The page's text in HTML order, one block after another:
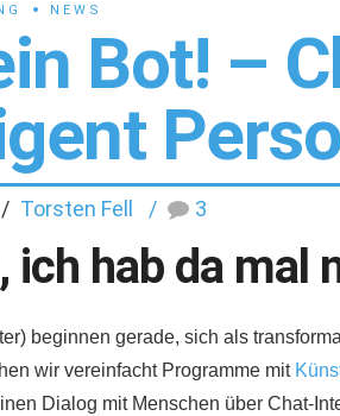
NEWS
Bot! –
Torsten Fell 3
ich hab da mal
beginnen gerade, sich als
wir vereinfacht Programme mit
Dialog mit Menschen über Chat-